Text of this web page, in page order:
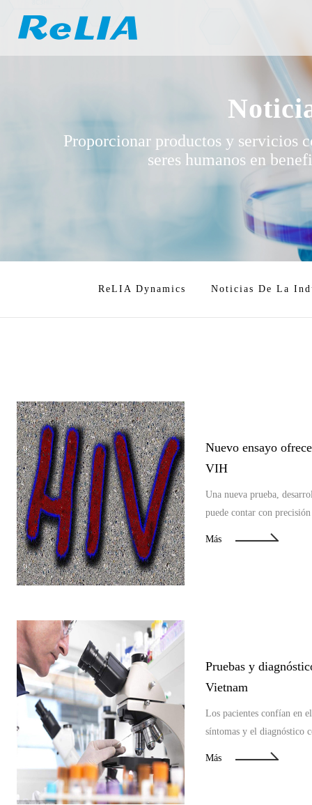
Proporcionar productos y servicios
seres humanos en
ReLIA Dynamics Noticias De La
Nuevo ensayo
VIH
Una nueva prueba,
puede contar con
mayores obstáculos para
Más
Pruebas y
Vietnam
Los pacientes confían en
síntomas y el diagnóstico
la educación necesaria
Más